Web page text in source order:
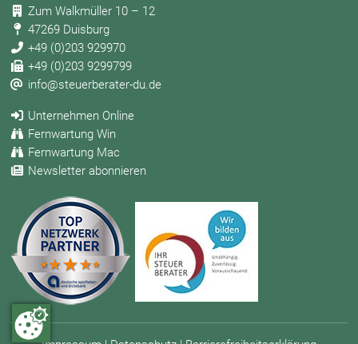
Zum Walkmüller 10 – 12
47269 Duisburg
+49 (0)203 929970
+49 (0)203 9299799
info@steuerberater-du.de
Unternehmen Online
Fernwartung Win
Fernwartung Mac
Newsletter abonnieren